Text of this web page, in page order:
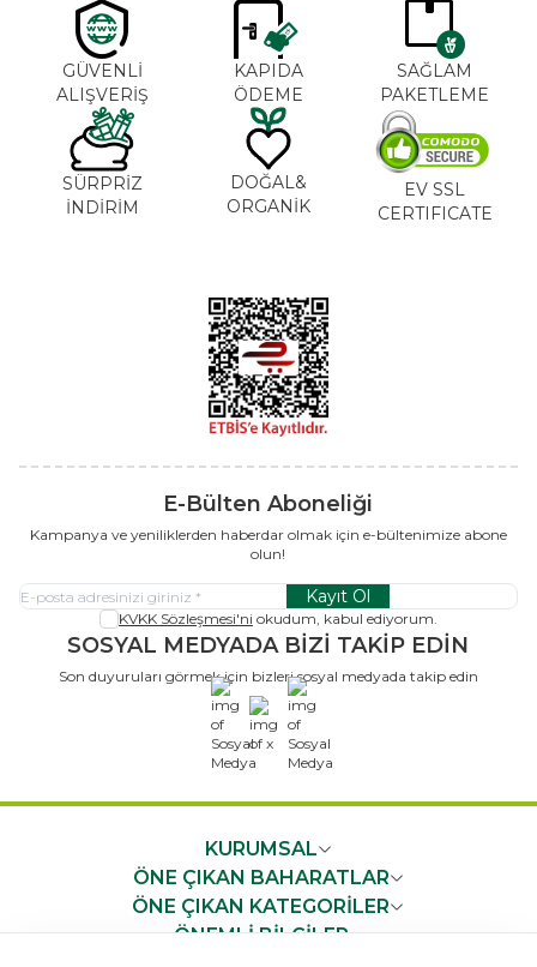
GÜVENLİ
ALIŞVERİŞ
KAPIDA
ÖDEME
SAĞLAM
PAKETLEME
SÜRPRİZ
İNDİRİM
DOĞAL&
ORGANİK
EV SSL
CERTIFICATE
E-Bülten Aboneliği
Kampanya ve yeniliklerden haberdar olmak için e-bültenimize abone
olun!
Kayıt Ol
KVKK Sözleşmesi'ni okudum, kabul ediyorum.
SOSYAL MEDYADA BİZİ TAKİP EDİN
Son duyuruları görmek için bizleri sosyal medyada takip edin
x
KURUMSAL
ÖNE ÇIKAN BAHARATLAR
ÖNE ÇIKAN KATEGORİLER
ÖNEMLİ BİLGİLER